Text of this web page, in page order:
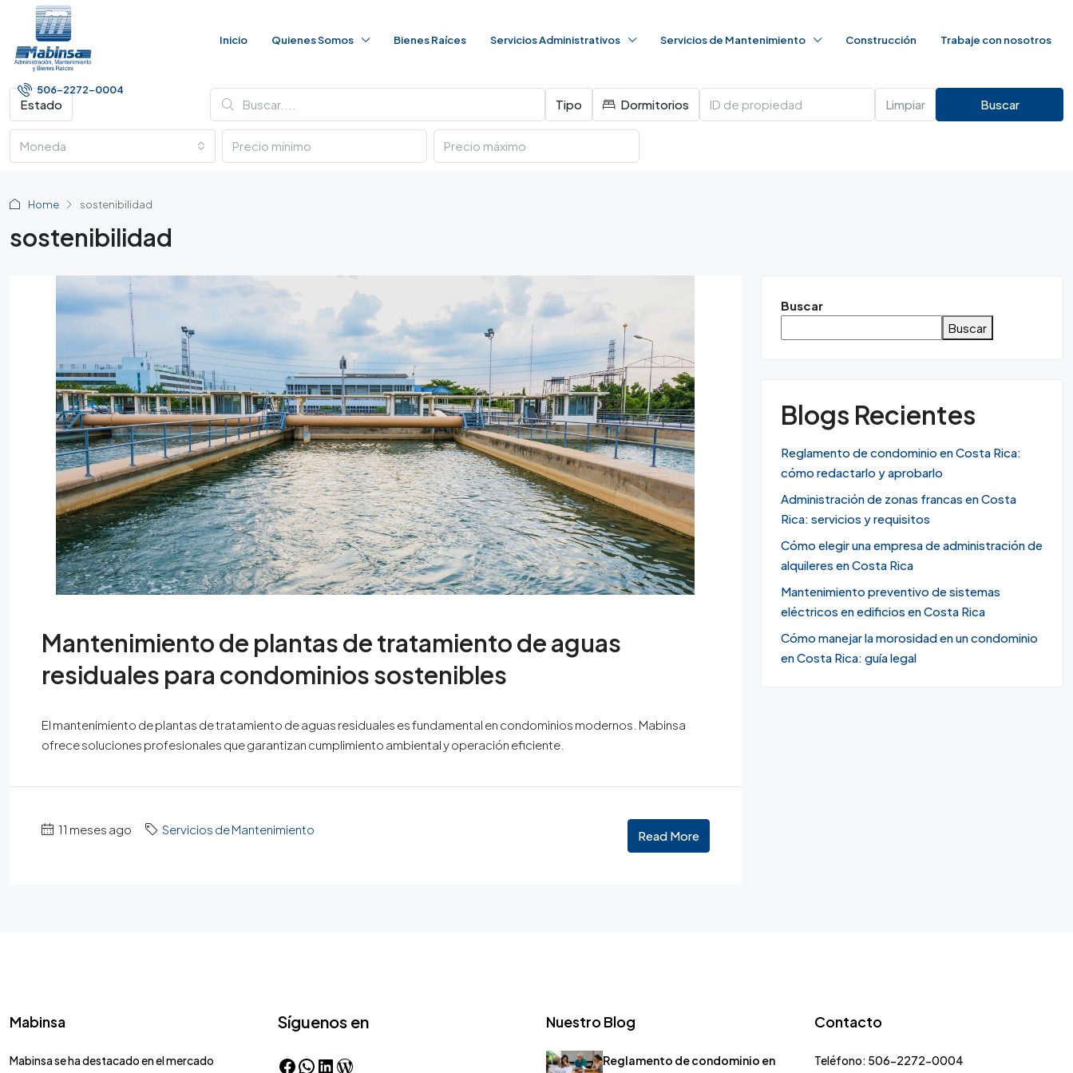
Inicio Quienes Somos Bienes Raíces Servicios Administrativos Servicios de Mantenimiento Construcción Trabaje con nosotros
506-2272-0004
Estado Tipo Dormitorios Limpiar Buscar
Moneda
Home sostenibilidad
sostenibilidad
Mantenimiento de plantas de tratamiento de aguas
residuales para condominios sostenibles
El mantenimiento de plantas de tratamiento de aguas residuales es fundamental en condominios modernos. Mabinsa
ofrece soluciones profesionales que garantizan cumplimiento ambiental y operación eficiente.
11 meses ago Servicios de Mantenimiento Read More
Buscar
Buscar
Blogs Recientes
Reglamento de condominio en Costa Rica:
cómo redactarlo y aprobarlo
Administración de zonas francas en Costa
Rica: servicios y requisitos
Cómo elegir una empresa de administración de
alquileres en Costa Rica
Mantenimiento preventivo de sistemas
eléctricos en edificios en Costa Rica
Cómo manejar la morosidad en un condominio
en Costa Rica: guía legal
Mabinsa
Mabinsa se ha destacado en el mercado
Síguenos en Nuestro Blog
Reglamento de condominio en
Contacto
Teléfono: 506-2272-0004